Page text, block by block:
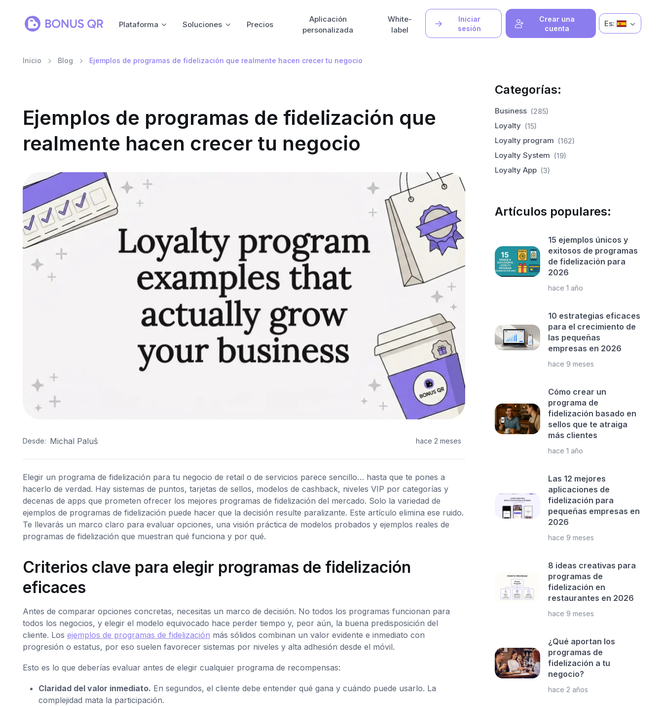
Iniciar
sesión
Crear una
cuenta
Plataforma Soluciones Precios
Aplicación
personalizada
White-
label
Es:
Inicio Blog Ejemplos de programas de fidelización que realmente hacen crecer tu negocio
Ejemplos de programas de fidelización que
realmente hacen crecer tu negocio
Desde: Michal Paluš hace 2 meses
Elegir un programa de fidelización para tu negocio de retail o de servicios parece sencillo… hasta que te pones a
hacerlo de verdad. Hay sistemas de puntos, tarjetas de sellos, modelos de cashback, niveles VIP por categorías y
decenas de apps que prometen ofrecer los mejores programas de fidelización del mercado. Solo la variedad de
ejemplos de programas de fidelización puede hacer que la decisión resulte paralizante. Este artículo elimina ese ruido.
Te llevarás un marco claro para evaluar opciones, una visión práctica de modelos probados y ejemplos reales de
programas de fidelización que muestran qué funciona y por qué.
Criterios clave para elegir programas de fidelización
eficaces
Antes de comparar opciones concretas, necesitas un marco de decisión. No todos los programas funcionan para
todos los negocios, y elegir el modelo equivocado hace perder tiempo y, peor aún, la buena predisposición del
cliente. Los ejemplos de programas de fidelización más sólidos combinan un valor evidente e inmediato con
progresión o estatus, por eso suelen favorecer sistemas por niveles y alta adhesión desde el móvil.
Esto es lo que deberías evaluar antes de elegir cualquier programa de recompensas:
Claridad del valor inmediato. En segundos, el cliente debe entender qué gana y cuándo puede usarlo. La
complejidad mata la participación.
Categorías:
Business (285)
Loyalty (15)
Loyalty program (162)
Loyalty System (19)
Loyalty App (3)
Artículos populares:
15 ejemplos únicos y
exitosos de programas
de fidelización para
2026
hace 1 año
10 estrategias eficaces
para el crecimiento de
las pequeñas
empresas en 2026
hace 9 meses
Cómo crear un
programa de
fidelización basado en
sellos que te atraiga
más clientes
hace 1 año
Las 12 mejores
aplicaciones de
fidelización para
pequeñas empresas en
2026
hace 9 meses
8 ideas creativas para
programas de
fidelización en
restaurantes en 2026
hace 9 meses
¿Qué aportan los
programas de
fidelización a tu
negocio?
hace 2 años